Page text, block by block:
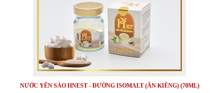
NƯỚC YẾN SÀO HNEST - ĐƯỜNG ISOMALT (ĂN KIÊNG) (70ML)